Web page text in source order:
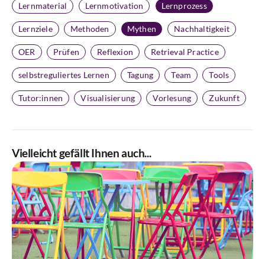
Lernmaterial Lernmotivation Lernprozess
Lernziele Methoden Mythen Nachhaltigkeit
OER Prüfen Reflexion Retrieval Practice
selbstreguliertes Lernen Tagung Team Tools
Tutor:innen Visualisierung Vorlesung Zukunft
Vielleicht gefällt Ihnen auch...